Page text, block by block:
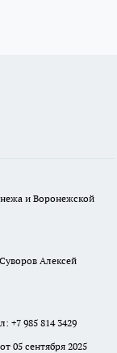
и Воронежской
Алексей
+7 985 814 3429
05 сентября 2025